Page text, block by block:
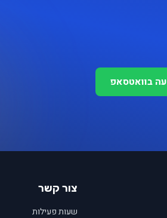
בוואטסאפ
צור קשר
שעות פעילות